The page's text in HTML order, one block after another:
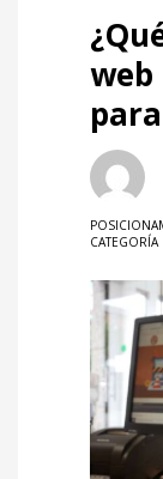
web
CATEGORÍA